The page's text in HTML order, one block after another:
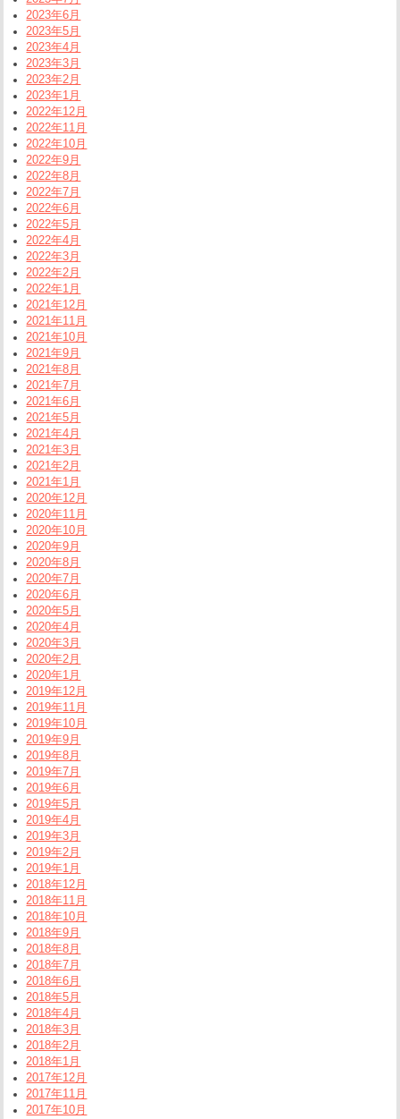
2023年6月
2023年5月
2023年4月
2023年3月
2023年2月
2023年1月
2022年12月
2022年11月
2022年10月
2022年9月
2022年8月
2022年7月
2022年6月
2022年5月
2022年4月
2022年3月
2022年2月
2022年1月
2021年12月
2021年11月
2021年10月
2021年9月
2021年8月
2021年7月
2021年6月
2021年5月
2021年4月
2021年3月
2021年2月
2021年1月
2020年12月
2020年11月
2020年10月
2020年9月
2020年8月
2020年7月
2020年6月
2020年5月
2020年4月
2020年3月
2020年2月
2020年1月
2019年12月
2019年11月
2019年10月
2019年9月
2019年8月
2019年7月
2019年6月
2019年5月
2019年4月
2019年3月
2019年2月
2019年1月
2018年12月
2018年11月
2018年10月
2018年9月
2018年8月
2018年7月
2018年6月
2018年5月
2018年4月
2018年3月
2018年2月
2018年1月
2017年12月
2017年11月
2017年10月